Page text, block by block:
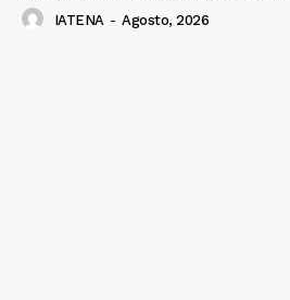
IATENA - Agosto, 2026